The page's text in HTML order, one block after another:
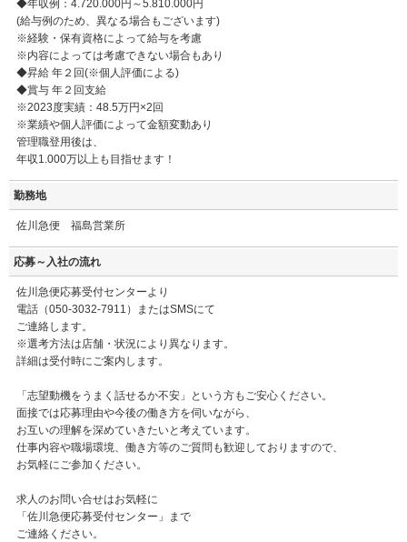
◆年収例：4.720.000円～5.810.000円
(給与例のため、異なる場合もございます)
※経験・保有資格によって給与を考慮
※内容によっては考慮できない場合もあり
◆昇給 年２回(※個人評価による)
◆賞与 年２回支給
※2023度実績：48.5万円×2回
※業績や個人評価によって金額変動あり
管理職登用後は、
年収1.000万以上も目指せます！
勤務地
佐川急便 福島営業所
応募～入社の流れ
佐川急便応募受付センターより
電話（050-3032-7911）またはSMSにて
ご連絡します。
※選考方法は店舗・状況により異なります。
詳細は受付時にご案内します。
「志望動機をうまく話せるか不安」という方もご安心ください。
面接では応募理由や今後の働き方を伺いながら、
お互いの理解を深めていきたいと考えています。
仕事内容や職場環境、働き方等のご質問も歓迎しておりますので、
お気軽にご参加ください。
求人のお問い合せはお気軽に
「佐川急便応募受付センター」まで
ご連絡ください。